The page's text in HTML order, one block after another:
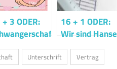
3 ODER:
16 + 1 ODER:
Wir sind Hanse
Haus
Unterschrift Vertrag